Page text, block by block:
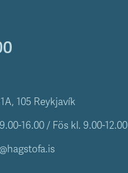
105 Reykjavík
16.00 / Fös kl. 9.00-12.00